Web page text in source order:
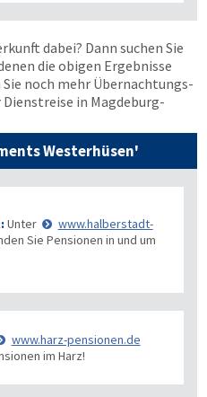
dabei? Dann suchen Sie
die obigen Ergebnisse
noch mehr Übernachtungs­
in Magdeburg-
Westerhüsen'
Unter
www.halberstadt-
Sie Pensionen in und um
www.harz-pensionen.de
im Harz!